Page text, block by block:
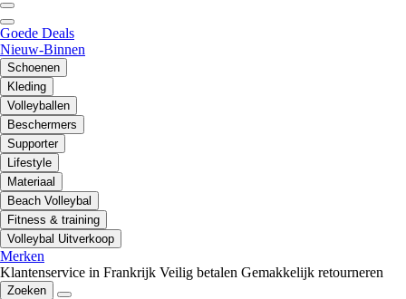
Goede Deals
Nieuw-Binnen
Schoenen
Kleding
Volleyballen
Beschermers
Supporter
Lifestyle
Materiaal
Beach Volleybal
Fitness & training
Volleybal Uitverkoop
Merken
Klantenservice in Frankrijk Veilig betalen Gemakkelijk retourneren
Zoeken